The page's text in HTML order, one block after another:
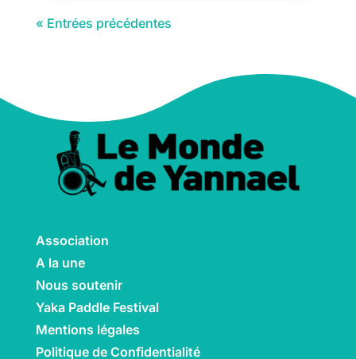
« Entrées précédentes
Association
A la une
Nous soutenir
Yaka Paddle Festival
Mentions légales
Politique de Confidentialité